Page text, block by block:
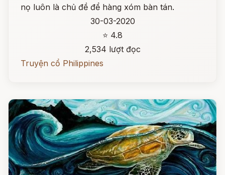
nọ luôn là chủ đề để hàng xóm bàn tán.
30-03-2020
⭐ 4.8
2,534 lượt đọc
Truyện cổ Philippines